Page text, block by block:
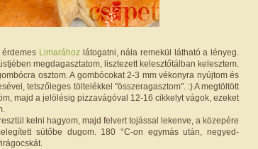
érdemes Limarához látogatni, nála remekül látható a lényeg.
megdagasztatom, lisztezett kelesztőtálban kelesztem.
osztom. A gombócokat 2-3 mm vékonyra nyújtom és
tetszőleges töltelékkel "összeragasztom". :) A megtöltött
majd a jelölésig pizzavágóval 12-16 cikkelyt vágok, ezeket
kelni hagyom, majd felvert tojással lekenve, a közepére
sütőbe dugom. 180 °C-on egymás után, negyed-